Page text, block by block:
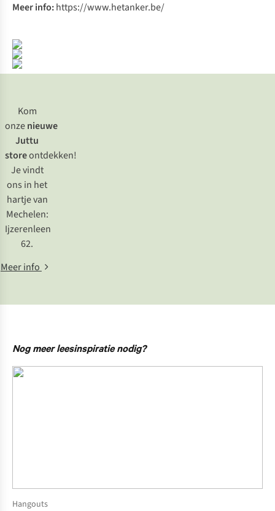
Meer info:https://www.hetanker.be/
Kom
onzenieuwe
Juttu
storeontdekken!
Je vindt
ons in het
hartje van
Mechelen:
Ijzerenleen
62.
Meer info
Nog meer leesinspiratie nodig?
Hangouts